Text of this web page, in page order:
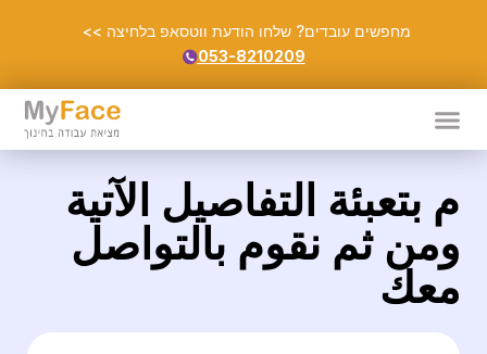
מחפשים עובדים? שלחו הודעת ווטסאפ בלחיצה >>
053-8210209
م بتعبئة التفاصيل الآتية
ومن ثم نقوم بالتواصل
معك